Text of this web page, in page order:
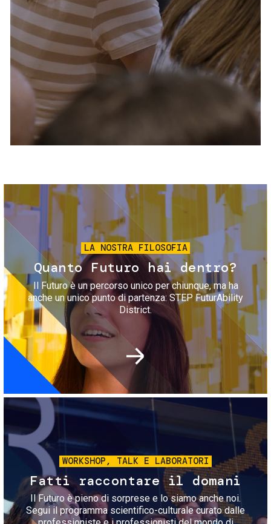
Servizi e accessibilità
Contatti
FAQ
Biglietti
Immagine
LA NOSTRA FILOSOFIA
Quanto Futuro hai dentro?
Il Futuro è un percorso unico per chiunque, ma ha
anche un unico punto di partenza: STEP FuturAbility
District.
Immagine
WORKSHOP, TALK E LABORATORI
Fatti raccontare il domani
Il Futuro è pieno di sorprese e lo siamo anche noi.
Segui il programma scientifico-culturale curato dalle